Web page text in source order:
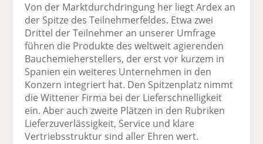
Von der Marktdurchdringung her liegt Ardex an
der Spitze des Teilnehmerfeldes. Etwa zwei
Drittel der Teilnehmer an unserer Umfrage
führen die Produkte des weltweit agierenden
Bauchemieherstellers, der erst vor kurzem in
Spanien ein weiteres Unternehmen in den
Konzern integriert hat. Den Spitzenplatz nimmt
die Wittener Firma bei der Lieferschnelligkeit
ein. Aber auch zweite Plätzen in den Rubriken
Lieferzuverlässigkeit, Service und klare
Vertriebsstruktur sind aller Ehren wert.